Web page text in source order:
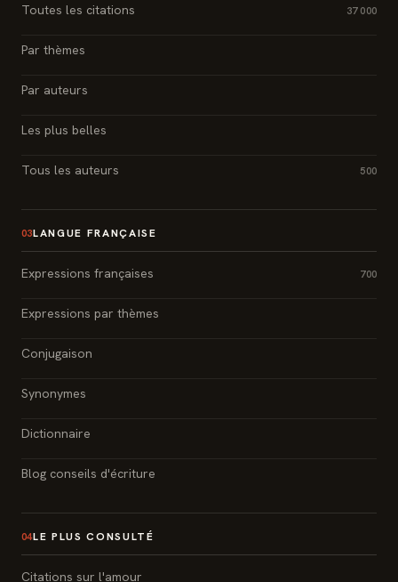
Toutes les citations 37 000
Par thèmes
Par auteurs
Les plus belles
Tous les auteurs 500
03LANGUE FRANÇAISE
Expressions françaises 700
Expressions par thèmes
Conjugaison
Synonymes
Dictionnaire
Blog conseils d'écriture
04LE PLUS CONSULTÉ
Citations sur l'amour